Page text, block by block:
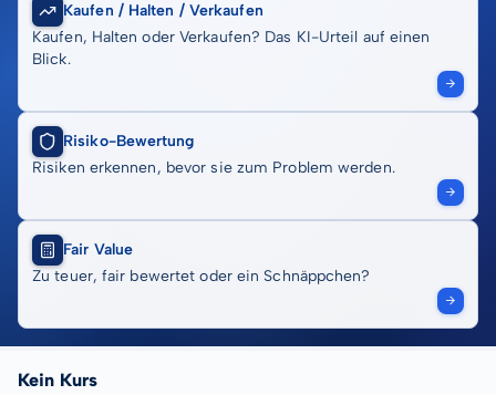
Kaufen / Halten / Verkaufen
Kaufen, Halten oder Verkaufen? Das KI-Urteil auf einen
Blick.
Risiko-Bewertung
Risiken erkennen, bevor sie zum Problem werden.
Fair Value
Zu teuer, fair bewertet oder ein Schnäppchen?
Kein Kurs